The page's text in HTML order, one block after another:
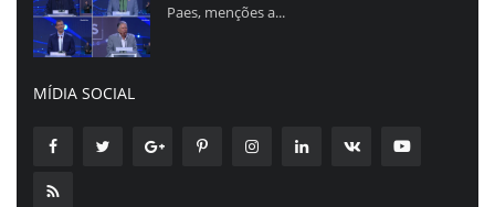
Paes, menções a...
MÍDIA SOCIAL